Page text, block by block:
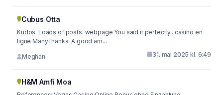
Cubus Otta
Kudos. Loads of posts. webpage You said it perfectly.. casino en
ligne Many thanks. A good am...
Meghan 31. mai 2025 kl. 6:49
H&M Amfi Moa